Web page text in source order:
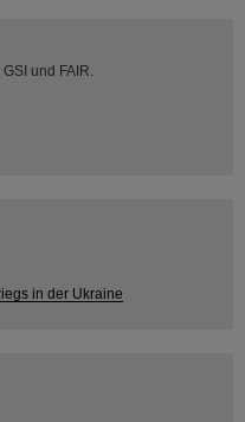
GSI und FAIR.
in der Ukraine